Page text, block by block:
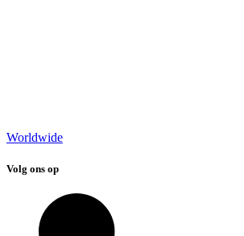
Worldwide
Volg ons op